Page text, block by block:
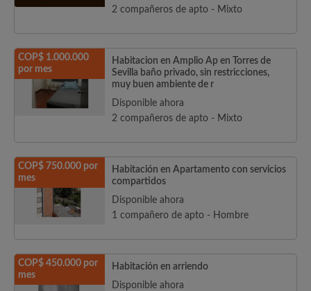
2 compañeros de apto - Mixto
COP$ 1.000.000
por mes
Habitacion en Amplio Ap en Torres de
Sevilla baño privado, sin restricciones,
muy buen ambiente de r
Disponible ahora
2 compañeros de apto - Mixto
COP$ 750.000 por
mes
Habitación en Apartamento con servicios
compartidos
Disponible ahora
1 compañero de apto - Hombre
COP$ 450.000 por
mes
Habitación en arriendo
Disponible ahora